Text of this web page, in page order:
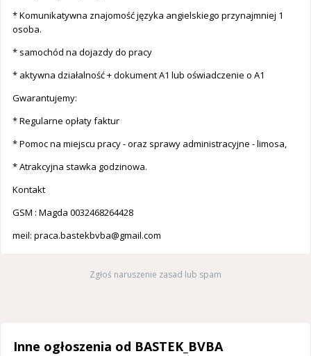
* Komunikatywna znajomość języka angielskiego przynajmniej 1
osoba.
* samochód na dojazdy do pracy
* aktywna działalność + dokument A1 lub oświadczenie o A1
Gwarantujemy:
* Regularne opłaty faktur
* Pomoc na miejscu pracy - oraz sprawy administracyjne - limosa,
* Atrakcyjna stawka godzinowa.
Kontakt
GSM : Magda 0032468264428
meil: praca.bastekbvba@gmail.com
Zgłoś naruszenie zasad lub spam
Inne ogłoszenia od BASTEK_BVBA